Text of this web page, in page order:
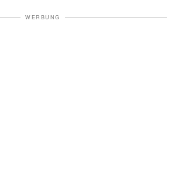
WERBUNG